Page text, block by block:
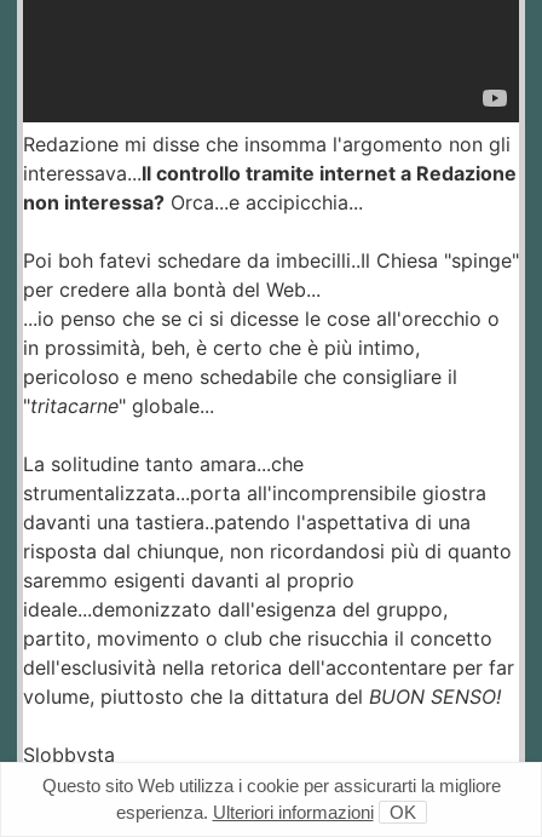
Redazione mi disse che insomma l'argomento non gli
interessava...Il controllo tramite internet a Redazione
non interessa? Orca...e accipicchia...
Poi boh fatevi schedare da imbecilli..Il Chiesa "spinge"
per credere alla bontà del Web...
...io penso che se ci si dicesse le cose all'orecchio o
in prossimità, beh, è certo che è più intimo,
pericoloso e meno schedabile che consigliare il
"tritacarne" globale...
La solitudine tanto amara...che
strumentalizzata...porta all'incomprensibile giostra
davanti una tastiera..patendo l'aspettativa di una
risposta dal chiunque, non ricordandosi più di quanto
saremmo esigenti davanti al proprio
ideale...demonizzato dall'esigenza del gruppo,
partito, movimento o club che risucchia il concetto
dell'esclusività nella retorica dell'accontentare per far
volume, piuttosto che la dittatura del BUON SENSO!
Slobbysta
Questo sito Web utilizza i cookie per assicurarti la migliore
esperienza. Ulteriori informazioni OK